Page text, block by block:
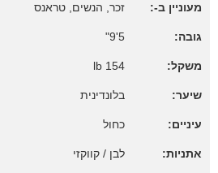
מעוניין ב-: זכר, הנשים, טראנס
גובה: 5'9"
משקל: 154 lb
שיער: בלונדינית
עיניים: כחול
אתניות: לבן / קווקזי